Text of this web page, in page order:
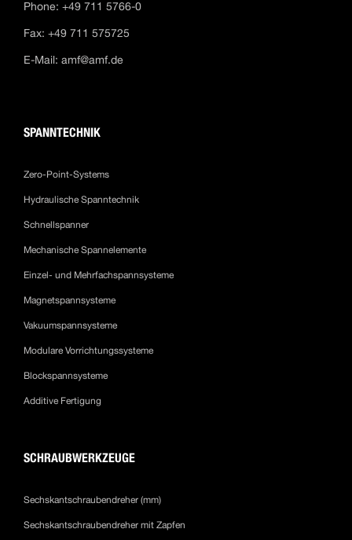
Phone: +49 711 5766-0
Fax: +49 711 575725
E-Mail: amf@amf.de
SPANNTECHNIK
Zero-Point-Systems
Hydraulische Spanntechnik
Schnellspanner
Mechanische Spannelemente
Einzel- und Mehrfachspannsysteme
Magnetspannsysteme
Vakuumspannsysteme
Modulare Vorrichtungssysteme
Blockspannsysteme
Additive Fertigung
SCHRAUBWERKZEUGE
Sechskantschraubendreher (mm)
Sechskantschraubendreher mit Zapfen